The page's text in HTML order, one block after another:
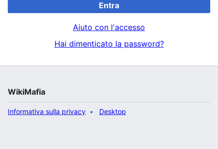
Entra
Aiuto con l'accesso
Hai dimenticato la password?
WikiMafia
Informativa sulla privacy Desktop